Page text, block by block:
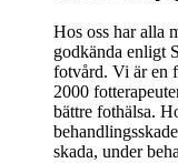
Hos oss har alla
godkända enligt
fotvård. Vi är en
2000
bättre fothälsa.
skada, under